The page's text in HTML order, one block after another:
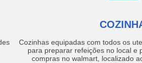
Cozinhas equipadas com todos os
para preparar refeições no local e
compras no walmart, localizado